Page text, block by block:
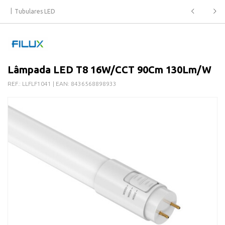
Tubulares LED
Lâmpada LED T8 16W/CCT 90Cm 130Lm/W
REF.: LLFLF1041 | EAN: 8436568898933